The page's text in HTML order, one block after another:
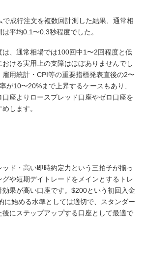
成行注文を複数回計測した結果、通常相
平均0.1〜0.3秒程度でした。
は、通常相場では100回中1〜2回程度と低
おける実用上の支障はほぼありませんでし
用統計・CPI等の重要指標発表直後の2〜
が10〜20%まで上昇するケースもあり、
座よりロースプレッド口座やゼロ口座を
します。
ド・高い即時約定力という三拍子が揃っ
や短期デイトレードをメインとするトレ
果が高い口座です。$200という初回入金
に始める水準としては適切で、スタンダー
後にステップアップする口座として最適で